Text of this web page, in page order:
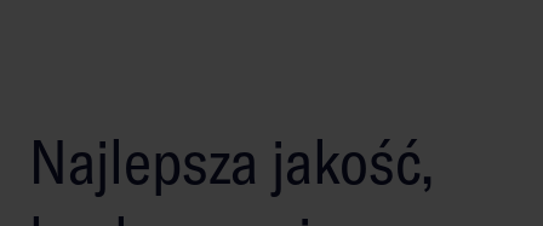
Najlepsza jakość,